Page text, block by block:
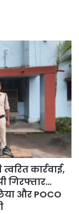
कार्रवाई,
गिरफ्तार…
और POCO